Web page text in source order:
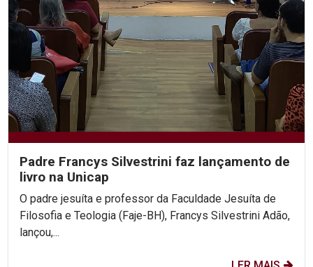
Padre Francys Silvestrini faz lançamento de
livro na Unicap
O padre jesuíta e professor da Faculdade Jesuíta de
Filosofia e Teologia (Faje-BH), Francys Silvestrini Adão,
lançou,...